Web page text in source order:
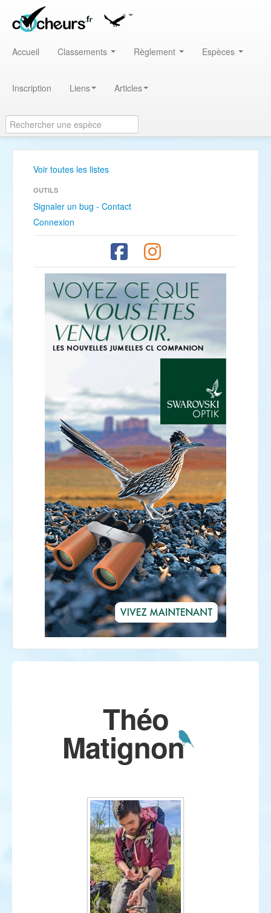
Accueil Classements Règlement Espèces
Inscription Liens Articles
Voir toutes les listes
OUTILS
Signaler un bug - Contact
Connexion
Théo
Matignon